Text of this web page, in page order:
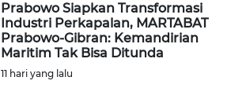
Prabowo Siapkan Transformasi
Industri Perkapalan, MARTABAT
Prabowo-Gibran: Kemandirian
Maritim Tak Bisa Ditunda
11 hari yang lalu